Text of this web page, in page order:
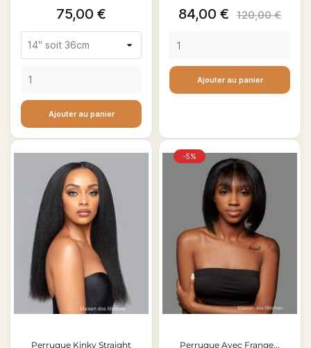
Prix
75,00 €
Ajouter au panier
Prix
84,00 € Prix
120,00 €
Ajouter au panier
Perruque Kinky Straight Perruque Avec Frange...
-5%